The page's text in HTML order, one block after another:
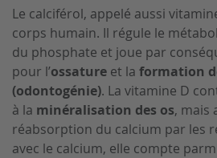
Le calciférol, appelé aussi
corps humain. Il régule le
du phosphate et joue par
pour l’ossature et la formation
(odontogénie). La vitamine D
à la minéralisation des os, mais
réabsorption du calcium par les
avec le calcium, elle compte